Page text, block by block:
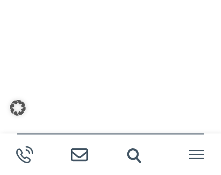
Meldende